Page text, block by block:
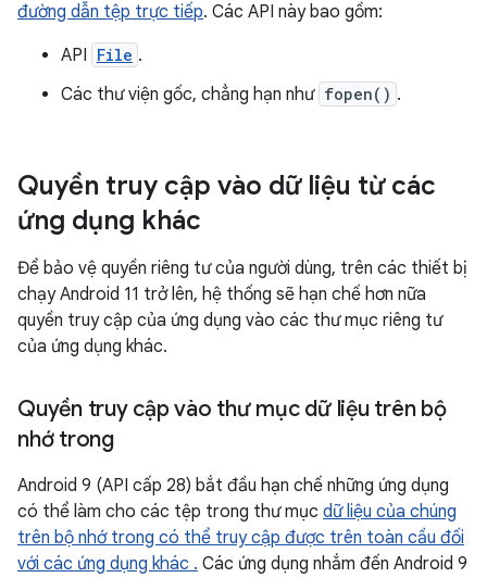
đường dẫn tệp trực tiếp. Các API này bao gồm:
API File .
Các thư viện gốc, chẳng hạn như fopen() .
Quyền truy cập vào dữ liệu từ các
ứng dụng khác
Để bảo vệ quyền riêng tư của người dùng, trên các thiết bị
chạy Android 11 trở lên, hệ thống sẽ hạn chế hơn nữa
quyền truy cập của ứng dụng vào các thư mục riêng tư
của ứng dụng khác.
Quyền truy cập vào thư mục dữ liệu trên bộ
nhớ trong
Android 9 (API cấp 28) bắt đầu hạn chế những ứng dụng
có thể làm cho các tệp trong thư mục dữ liệu của chúng
trên bộ nhớ trong có thể truy cập được trên toàn cầu đối
với các ứng dụng khác . Các ứng dụng nhắm đến Android 9